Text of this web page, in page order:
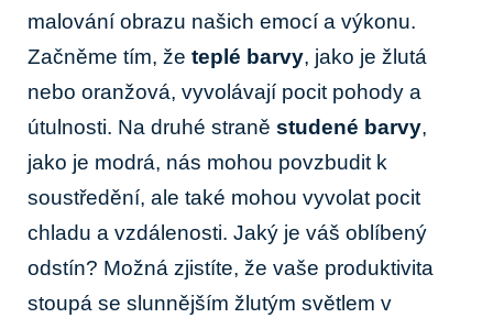
malování obrazu našich emocí a výkonu.
Začněme tím, že teplé barvy, jako je žlutá
nebo oranžová, vyvolávají pocit pohody a
útulnosti. Na druhé straně studené barvy,
jako je modrá, nás mohou povzbudit k
soustředění, ale také mohou vyvolat pocit
chladu a vzdálenosti. Jaký je váš oblíbený
odstín? Možná zjistíte, že vaše produktivita
stoupá se slunnějším žlutým světlem v